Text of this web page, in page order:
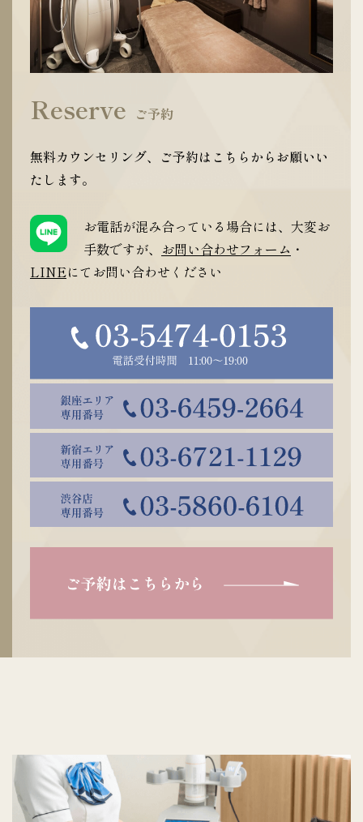
Reserve ご予約
無料カウンセリング、ご予約はこちらからお願いい
たします。
お電話が混み合っている場合には、大変お
手数ですが、 お問い合わせフォーム ・
LINEにてお問い合わせください